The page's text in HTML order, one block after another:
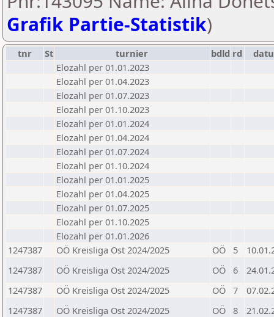
Grafik Partie-Statistik)
tnr St turnier bdld rd
Elozahl per 01.01.2023
Elozahl per 01.04.2023
Elozahl per 01.07.2023
Elozahl per 01.10.2023
Elozahl per 01.01.2024
Elozahl per 01.04.2024
Elozahl per 01.07.2024
Elozahl per 01.10.2024
Elozahl per 01.01.2025
Elozahl per 01.04.2025
Elozahl per 01.07.2025
Elozahl per 01.10.2025
Elozahl per 01.01.2026
1247387
OÖ Kreisliga Ost 2024/2025 OÖ 5
1247387
OÖ Kreisliga Ost 2024/2025 OÖ 6
1247387
OÖ Kreisliga Ost 2024/2025 OÖ 7
1247387
OÖ Kreisliga Ost 2024/2025 OÖ 8